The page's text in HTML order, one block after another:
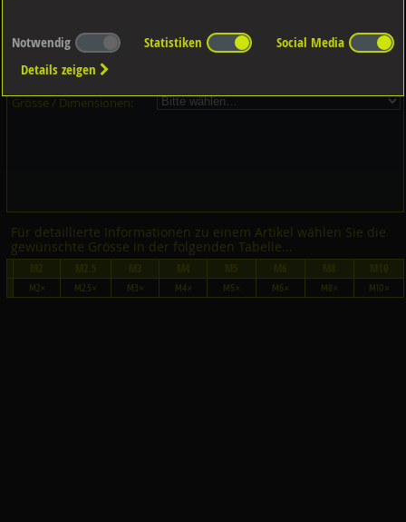
Dieser Artikel ist in 8 Grössen erhältlich - Bitte wählen Sie...
Artikel-Nr.:
Verpackungs-Einheit:
Grösse / Dimensionen:
Für detaillierte Informationen zu einem Artikel wählen Sie die
gewünschte Grösse in der folgenden Tabelle...
M2× M2.5× M3× M4× M5× M6× M8× M10×
Notwendig Statistiken
Social Media
Details zeigen